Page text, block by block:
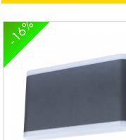
-16%